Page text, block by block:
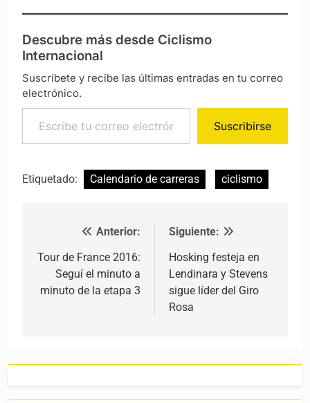
Descubre más desde Ciclismo
Internacional
Suscríbete y recibe las últimas entradas en tu correo
electrónico.
Escribe tu correo electrónico…
Suscribirse
Etiquetado: Calendario de carreras ciclismo
Navegación de entradas
Anterior:
Tour de France 2016:
Seguí el minuto a
minuto de la etapa 3
Siguiente:
Hosking festeja en
Lendinara y Stevens
sigue líder del Giro
Rosa